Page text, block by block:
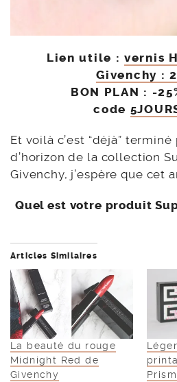
Lien utile : vernis
Givenchy :
BON PLAN : -
code
Et voilà c’est “déjà”
d’horizon de la collection
Givenchy, j’espère que cet
Quel est votre produit
Articles Similaires
La beauté du rouge
Midnight Red de
Givenchy